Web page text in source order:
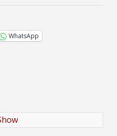
WhatsApp